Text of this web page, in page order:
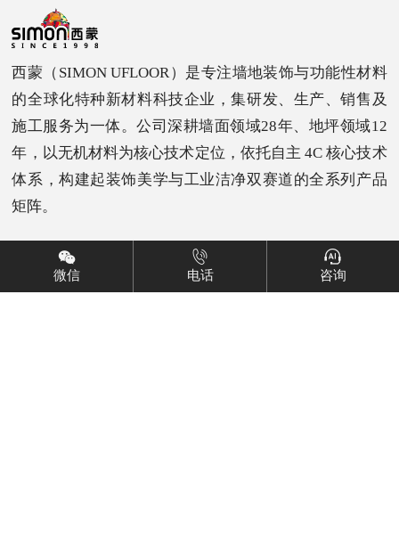
西蒙（SIMON UFLOOR）是专注墙地装饰与功能性材料
的全球化特种新材料科技企业，集研发、生产、销售及
施工服务为一体。公司深耕墙面领域28年、地坪领域12
年，以无机材料为核心技术定位，依托自主 4C 核心技术
体系，构建起装饰美学与工业洁净双赛道的全系列产品
矩阵。
产品系列
微信 电话 咨询